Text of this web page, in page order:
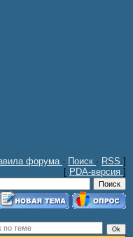
форума · Поиск · RSS ]
[ PDA-версия ]